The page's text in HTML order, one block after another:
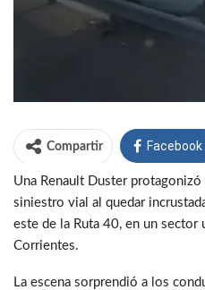
Compartir Facebook
Una Renault Duster
siniestro vial al quedar
este de la Ruta 40, en un sector
Corrientes.
La escena sorprendió a los